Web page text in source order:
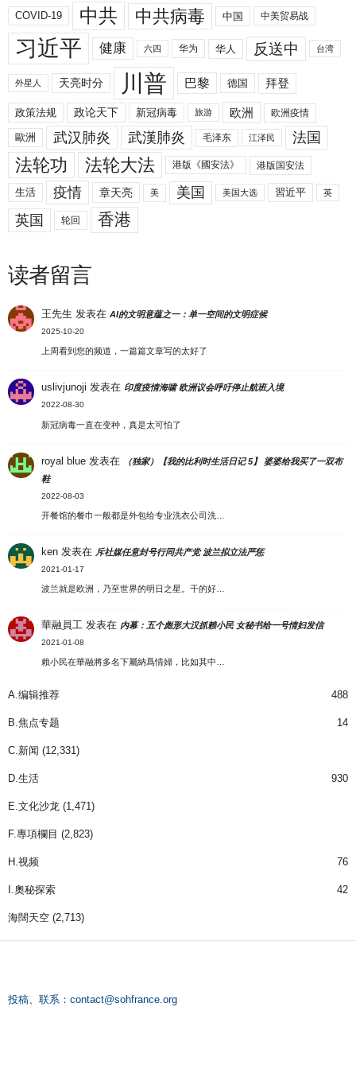
COVID-19 中共 中共病毒 中国 中美贸易战
习近平 健康 六四 华为 华人 反送中 台湾
外星人 天亮时分 川普 巴黎 德国 拜登
政策法规 政论天下 新冠病毒 旅游 欧洲 欧洲疫情
歐洲 武汉肺炎 武漢肺炎 毛泽东 江泽民 法国
法轮功 法轮大法 港版《國安法》 港版国安法
生活 疫情 章天亮 美 美国 美国大选 習近平 英
英国 轮回 香港
读者留言
王先生 发表在AI的文明意蕴之一：单一空间的文明症候
2025-10-20
上周看到您的频道，一篇篇文章写的太好了
uslivjunoji 发表在 印度疫情海啸 欧洲议会呼吁停止航班入境
2022-08-30
新冠病毒一直在变种，真是太可怕了
royal blue 发表在
（独家）【我的比利时生活日记 5】 婆婆给我买了一双布
鞋
2022-08-03
开餐馆的餐巾一般都是外包给专业洗衣公司洗…
ken 发表在 斥社媒任意封号行同共产党 波兰拟立法严惩
2021-01-17
波兰就是欧洲，乃至世界的明日之星。干的好…
華融員工 发表在 内幕：五个彪形大汉抓赖小民 女秘书给一号情妇发信
2021-01-08
賴小民在華融將多名下屬納爲情婦，比如其中…
A.编辑推荐 488
B.焦点专题 14
C.新闻 (12,331)
D.生活 930
E.文化沙龙 (1,471)
F.專項欄目 (2,823)
H.视频 76
I.奧秘探索 42
海闊天空 (2,713)
投稿、联系： contact@sohfrance.org